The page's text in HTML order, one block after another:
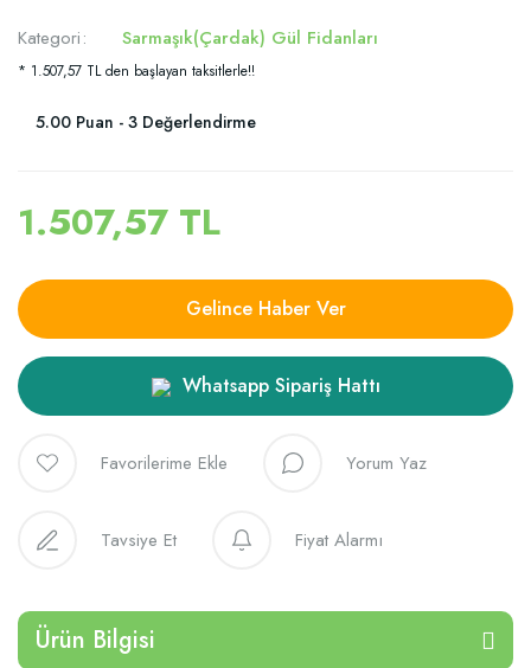
Kategori Sarmaşık(Çardak) Gül Fidanları
* 1.507,57 TL den başlayan taksitlerle!!
5.00 Puan - 3 Değerlendirme
1.507,57 TL
Gelince Haber Ver
Whatsapp Sipariş Hattı
Yorum Yaz
Tavsiye Et Fiyat Alarmı
Ürün Bilgisi